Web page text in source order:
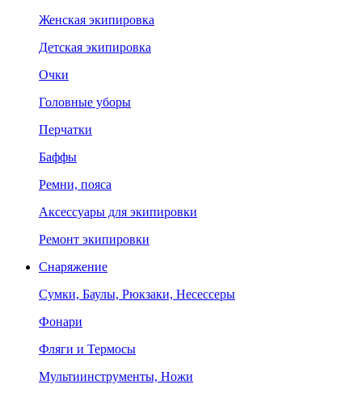
Женская экипировка
Детская экипировка
Очки
Головные уборы
Перчатки
Баффы
Ремни, пояса
Аксессуары для экипировки
Ремонт экипировки
Снаряжение
Сумки, Баулы, Рюкзаки, Несессеры
Фонари
Фляги и Термосы
Мультиинструменты, Ножи